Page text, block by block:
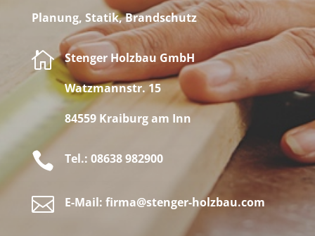
Planung, Statik, Brandschutz

Stenger Holzbau GmbH
Watzmannstr. 15
84559 Kraiburg am Inn
 Tel.: 08638 982900
 E-Mail: firma@stenger-holzbau.com